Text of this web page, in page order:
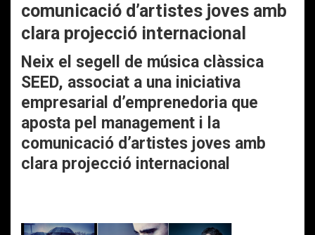
comunicació d’artistes joves amb
clara projecció internacional
Neix el segell de música clàssica
SEED, associat a una iniciativa
empresarial d’emprenedoria que
aposta pel management i la
comunicació d’artistes joves amb
clara projecció internacional